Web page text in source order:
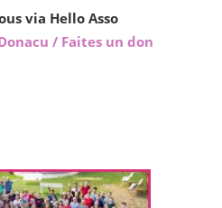
via Hello Asso
/ Faites un don